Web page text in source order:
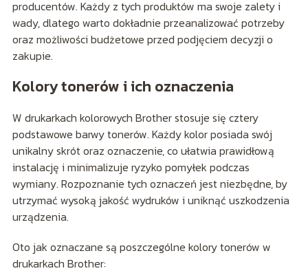
producentów. Każdy z tych produktów ma swoje zalety i
wady, dlatego warto dokładnie przeanalizować potrzeby
oraz możliwości budżetowe przed podjęciem decyzji o
zakupie.
Kolory tonerów i ich oznaczenia
W drukarkach kolorowych Brother stosuje się cztery
podstawowe barwy tonerów. Każdy kolor posiada swój
unikalny skrót oraz oznaczenie, co ułatwia prawidłową
instalację i minimalizuje ryzyko pomyłek podczas
wymiany. Rozpoznanie tych oznaczeń jest niezbędne, by
utrzymać wysoką jakość wydruków i uniknąć uszkodzenia
urządzenia.
Oto jak oznaczane są poszczególne kolory tonerów w
drukarkach Brother: